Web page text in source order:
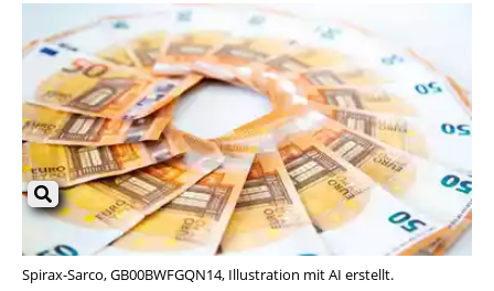
Spirax-Sarco, GB00BWFGQN14, Illustration mit AI erstellt.